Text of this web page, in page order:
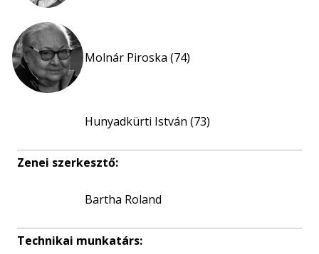
Molnár Piroska (74)
Hunyadkürti István (73)
Zenei szerkesztő:
Bartha Roland
Technikai munkatárs: